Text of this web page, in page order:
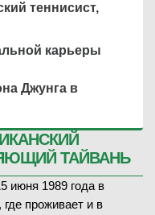
теннисист,
карьеры
Джунга в
ТАЙВАНЬ
июня 1989 года в
проживает и в